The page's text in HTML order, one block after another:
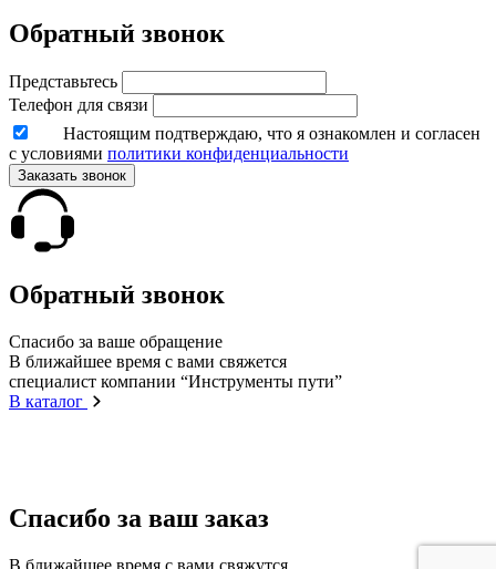
Обратный звонок
Представьтесь
Телефон для связи
Настоящим подтверждаю, что я ознакомлен и согласен
с условиями политики конфиденциальности
Заказать звонок
Обратный звонок
Спасибо за ваше обращение
В ближайшее время с вами свяжется
специалист компании “Инструменты пути”
В каталог
Спасибо за ваш заказ